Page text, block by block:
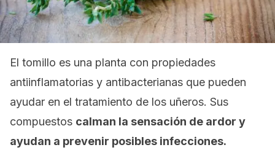
El tomillo es una planta con propiedades
antiinflamatorias y antibacterianas que pueden
ayudar en el tratamiento de los uñeros. Sus
compuestos calman la sensación de ardor y
ayudan a prevenir posibles infecciones.